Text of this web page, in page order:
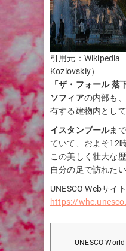
引用元：Wikipedia
Kozlovskiy）
「ザ・フォール 落
ソフィアの内部も
有する建物内とし
イスタンブールま
ていて、およそ12
この美しく壮大な
自分の足で訪れたい
UNESCO Webサイト
https://
UNESCO